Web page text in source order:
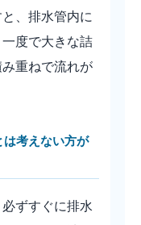
、排水管内に
度で大きな詰
重ねで流れが
考えない方が
ずすぐに排水